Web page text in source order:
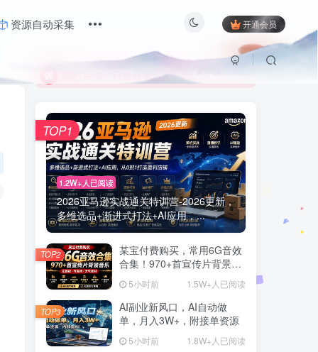
资源自动采集 开通会员
限时活动；目前月卡只需6.8元
有问题联系及时联系站长
限时活动；目前月卡只需6.8元
1.2W+人已阅读
2026亚马逊实战通关特训营-2026更新，
多维选品+渐进式打法+AI应用，...
TOP1
某宝付费购买，常用6G音效
合集！970+首宣传片背景音
材，分类清晰，高质量内容
5小时前 1.5W+人已阅读
TOP2
AI副业新风口，AI自动做
单，月入3W+，附接单资源
5小时前 1.8W+人已阅读
TOP3